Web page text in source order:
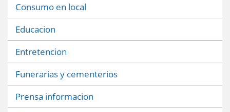
Consumo en local
Educacion
Entretencion
Funerarias y cementerios
Prensa informacion